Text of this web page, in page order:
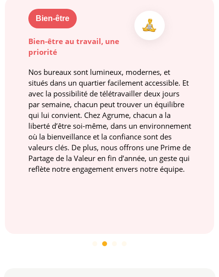
Bien-être
Bien-être au travail, une
priorité
Nos bureaux sont lumineux, modernes, et
situés dans un quartier facilement accessible. Et
avec la possibilité de télétravailler deux jours
par semaine, chacun peut trouver un équilibre
qui lui convient. Chez Agrume, chacun a la
liberté d’être soi-même, dans un environnement
où la bienveillance et la confiance sont des
valeurs clés. De plus, nous offrons une Prime de
Partage de la Valeur en fin d’année, un geste qui
reflète notre engagement envers notre équipe.